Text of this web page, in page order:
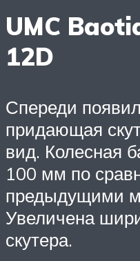
UMC
12D
Спереди
придающая
вид. Колесная
100 мм по
предыдущими
Увеличена
скутера.